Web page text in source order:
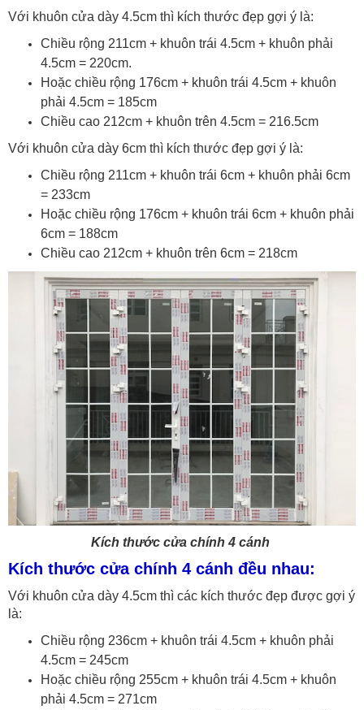
Với khuôn cửa dày 4.5cm thì kích thước đẹp gợi ý là:
Chiều rộng 211cm + khuôn trái 4.5cm + khuôn phải
4.5cm = 220cm.
Hoặc chiều rộng 176cm + khuôn trái 4.5cm + khuôn
phải 4.5cm = 185cm
Chiều cao 212cm + khuôn trên 4.5cm = 216.5cm
Với khuôn cửa dày 6cm thì kích thước đẹp gợi ý là:
Chiều rộng 211cm + khuôn trái 6cm + khuôn phải 6cm
= 233cm
Hoặc chiều rộng 176cm + khuôn trái 6cm + khuôn phải
6cm = 188cm
Chiều cao 212cm + khuôn trên 6cm = 218cm
Kích thước cửa chính 4 cánh
Kích thước cửa chính 4 cánh đều nhau:
Với khuôn cửa dày 4.5cm thì các kích thước đẹp được gợi ý
là:
Chiều rộng 236cm + khuôn trái 4.5cm + khuôn phải
4.5cm = 245cm
Hoặc chiều rộng 255cm + khuôn trái 4.5cm + khuôn
phải 4.5cm = 271cm